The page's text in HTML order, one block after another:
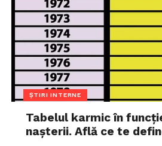
ȘTIRI INTERNE
Tabelul karmic în
nașterii. Află ce te